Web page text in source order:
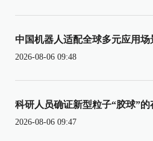
中国机器人适配全球多元应用场
2026-08-06 09:48
科研人员确证新型粒子“胶球”的
2026-08-06 09:47